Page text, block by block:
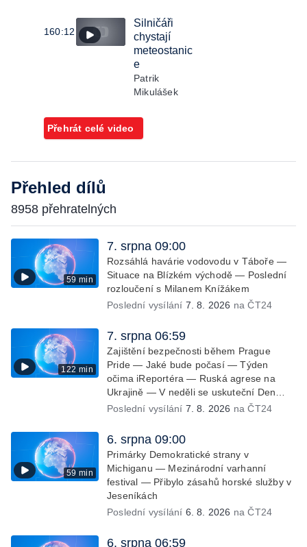
160:12
Silničáři
chystají
meteostanic
e
Patrik
Mikulášek
Přehrát celé video
Přehled dílů
8958 přehratelných
59 min
7. srpna 09:00
Rozsáhlá havárie vodovodu v Táboře —
Situace na Blízkém východě — Poslední
rozloučení s Milanem Knížákem
Poslední vysílání 7. 8. 2026 na ČT24
122 min
7. srpna 06:59
Zajištění bezpečnosti během Prague
Pride — Jaké bude počasí — Týden
očima iReportéra — Ruská agrese na
Ukrajině — V neděli se uskuteční Den
židovských památek — Vila Tugendhat
Mistrovství Evropy v atletice 2026 —
Výzkum: epidemie digitálních závislostí je
mýtus — Demolice vyhořelé výškové
budovy ve Zlíně
Poslední vysílání 7. 8. 2026 na ČT24
59 min
6. srpna 09:00
Primárky Demokratické strany v
Michiganu — Mezinárodní varhanní
festival — Přibylo zásahů horské služby v
Jeseníkách
Poslední vysílání 6. 8. 2026 na ČT24
6. srpna 06:59